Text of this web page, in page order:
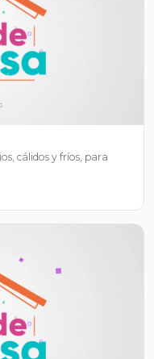
cálidos y fríos, para